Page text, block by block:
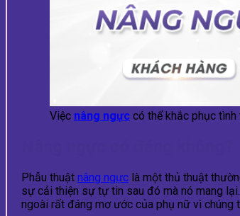
Việc nâng ngực có thể khắc phục
Phẫu thuật nâng ngực là một thủ thuật
sự cải thiện sự tự tin sau đó mà nó mang
ngoài rất đáng mơ ước của phụ nữ vì chúng